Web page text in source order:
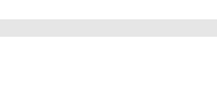
این کتاب می‌تواند انتخابی پربار و ماندگار باشد.